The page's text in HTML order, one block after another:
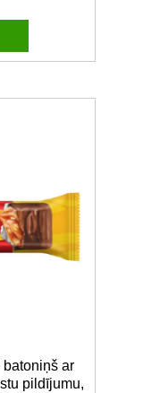
ar
pildījumu,